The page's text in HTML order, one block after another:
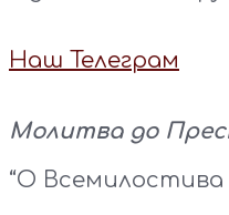
Наш Телеграм
Молитва до
“О Всемилостива